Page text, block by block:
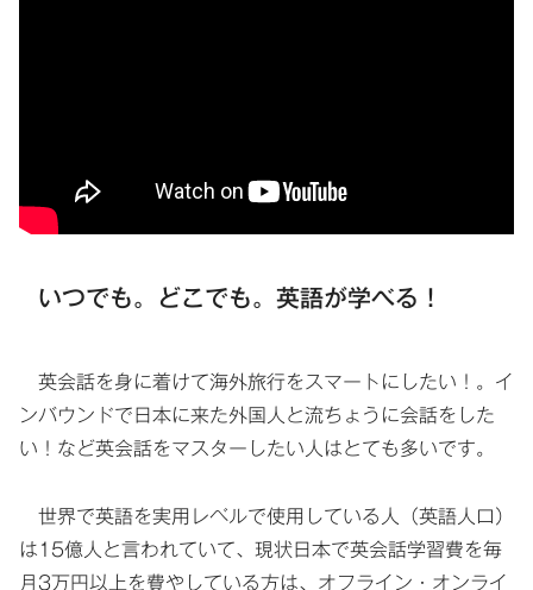
いつでも。どこでも。英語が学べる！
英会話を身に着けて海外旅行をスマートにしたい！。イ
ンバウンドで日本に来た外国人と流ちょうに会話をした
い！など英会話をマスターしたい人はとても多いです。
世界で英語を実用レベルで使用している人（英語人口）
は15億人と言われていて、現状日本で英会話学習費を毎
月3万円以上を費やしている方は、オフライン・オンライ